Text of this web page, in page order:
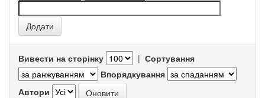
Вивести на сторінку | Сортування
Впорядкування
Автори